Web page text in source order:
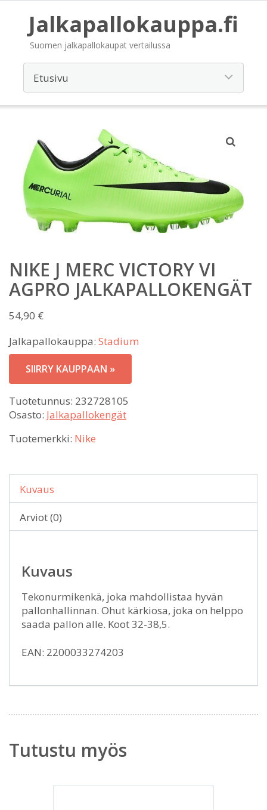
Jalkapallokauppa.fi
Suomen jalkapallokaupat vertailussa
NIKE J MERC VICTORY VI
AGPRO JALKAPALLOKENGÄT
54,90 €
Jalkapallokauppa: Stadium
SIIRRY KAUPPAAN »
Tuotetunnus: 232728105
Osasto: Jalkapallokengät
Tuotemerkki: Nike
Kuvaus
Arviot (0)
Kuvaus
Tekonurmikenkä, joka mahdollistaa hyvän
pallonhallinnan. Ohut kärkiosa, joka on helppo
saada pallon alle. Koot 32-38,5.
EAN: 2200033274203
Tutustu myös